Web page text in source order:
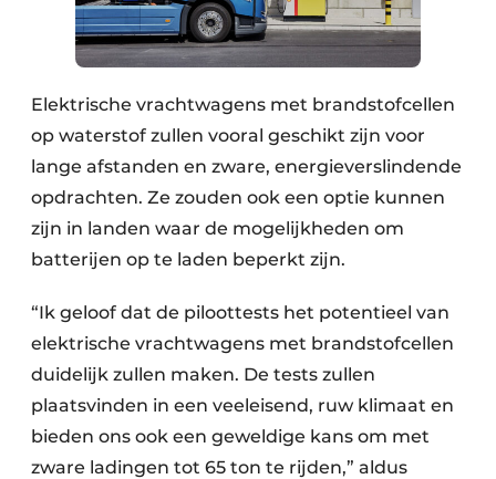
Elektrische vrachtwagens met brandstofcellen
op waterstof zullen vooral geschikt zijn voor
lange afstanden en zware, energieverslindende
opdrachten. Ze zouden ook een optie kunnen
zijn in landen waar de mogelijkheden om
batterijen op te laden beperkt zijn.
“Ik geloof dat de piloottests het potentieel van
elektrische vrachtwagens met brandstofcellen
duidelijk zullen maken. De tests zullen
plaatsvinden in een veeleisend, ruw klimaat en
bieden ons ook een geweldige kans om met
zware ladingen tot 65 ton te rijden,” aldus